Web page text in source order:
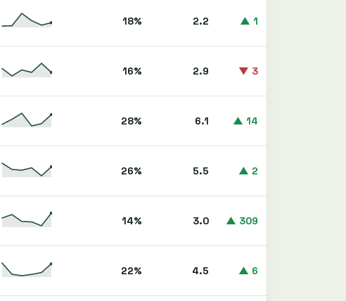
18% 2.2 ▲ 1
16% 2.9 ▼ 3
28% 6.1 ▲ 14
26% 5.5 ▲ 2
14% 3.0 ▲ 309
22% 4.5 ▲ 6